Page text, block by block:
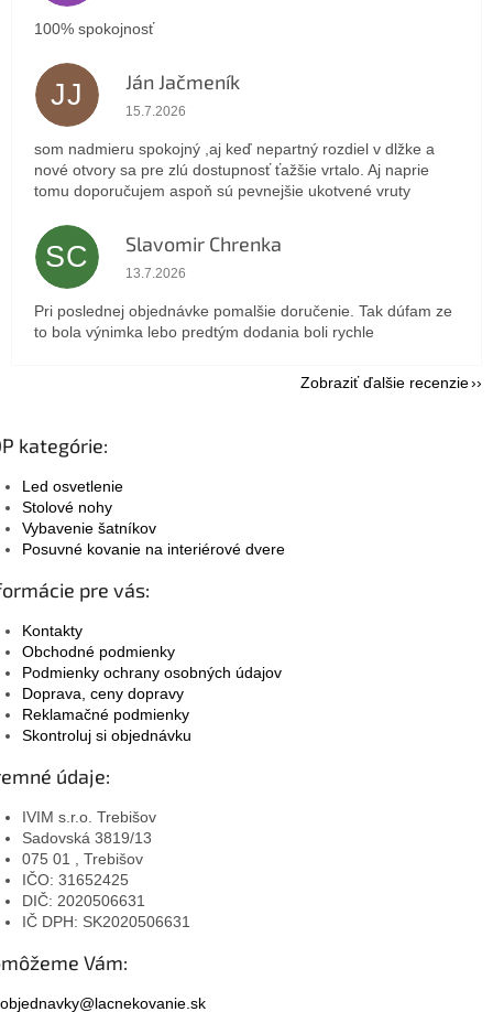
100% spokojnosť
JJ Ján Jačmeník
Hodnotenie obchodu je 5 z 5 hviezdičiek.
15.7.2026
som nadmieru spokojný ,aj keď nepartný rozdiel v dlžke a
nové otvory sa pre zlú dostupnosť ťažšie vrtalo. Aj naprie
tomu doporučujem aspoň sú pevnejšie ukotvené vruty
SC Slavomir Chrenka
Hodnotenie obchodu je 5 z 5 hviezdičiek.
13.7.2026
Pri poslednej objednávke pomalšie doručenie. Tak dúfam ze
to bola výnimka lebo predtým dodania boli rychle
Zobraziť ďalšie recenzie
kategórie:
Led osvetlenie
Stolové nohy
Vybavenie šatníkov
Posuvné kovanie na interiérové dvere
pre vás:
Kontakty
Obchodné podmienky
Podmienky ochrany osobných údajov
Doprava, ceny dopravy
Reklamačné podmienky
Skontroluj si objednávku
údaje:
IVIM s.r.o. Trebišov
Sadovská 3819/13
075 01 , Trebišov
IČO: 31652425
DIČ: 2020506631
IČ DPH: SK2020506631
Vám:
objednavky@lacnekovanie.sk